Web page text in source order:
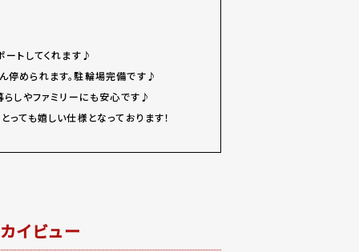
ートしてくれます♪
停められます。駐輪場完備です♪
しやファミリーにも安心です♪
ても嬉しい仕様となっております！
イビュー